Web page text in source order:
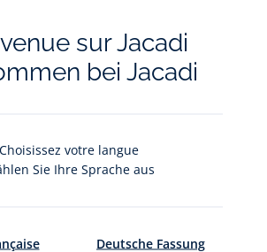
courriel
sur Jacadi
bei Jacadi
Choisissez votre langue
Sie Ihre Sprache aus
Deutsche Fassung